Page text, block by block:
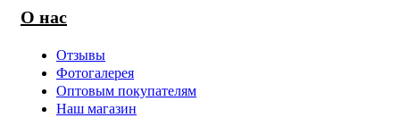
О нас
Отзывы
Фотогалерея
Оптовым покупателям
Наш магазин